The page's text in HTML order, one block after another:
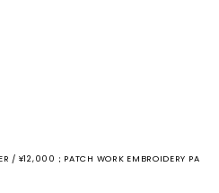
/ ¥12,000；PATCH WORK EMBROIDERY PA